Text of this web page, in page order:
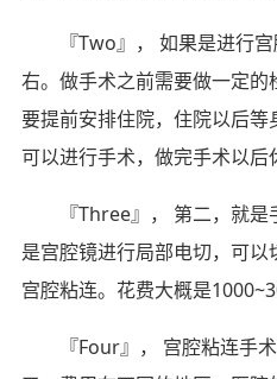
『Two』， 如果是进行
右。做手术之前需要做一定
要提前安排住院，住院以后
可以进行手术，做完手术以后
『Three』， 第二，就
是宫腔镜进行局部电切，可
宫腔粘连。花费大概是
『Four』， 宫腔粘连手